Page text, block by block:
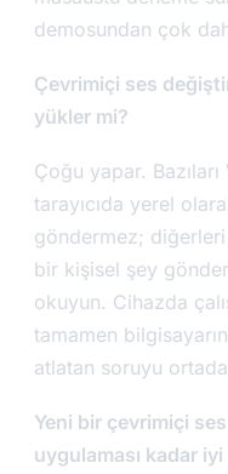
demosundan çok
Çevrimiçi ses
yükler mi?
Çoğu yapar.
tarayıcıda yerel
göndermez;
bir kişisel şey
okuyun. Cihazda
tamamen
atlatan soruyu
Yeni bir çevrimiçi
uygulaması kadar iyi